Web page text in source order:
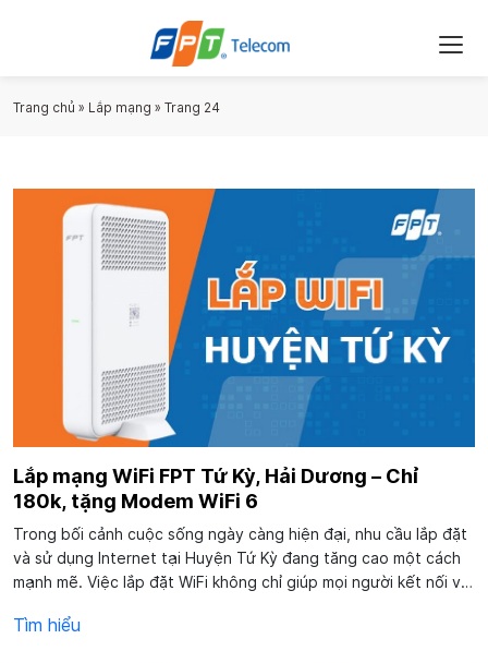
Trang chủ » Lắp mạng » Trang 24
Lắp mạng WiFi FPT Tứ Kỳ, Hải Dương – Chỉ
180k, tặng Modem WiFi 6
Trong bối cảnh cuộc sống ngày càng hiện đại, nhu cầu lắp đặt
và sử dụng Internet tại Huyện Tứ Kỳ đang tăng cao một cách
mạnh mẽ. Việc lắp đặt WiFi không chỉ giúp mọi người kết nối với
học tập,...
Tìm hiểu